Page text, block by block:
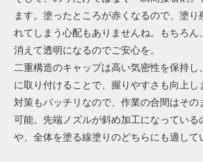
ます。塗ったところが赤くなるので、塗
れてしまう心配もありませんね。もちろん
消えて透明になるのでご安心を。
二重構造のキャップは高い気密性を保持
に取り付けることで、握りやすさも向上
対策もバッチリなので、作業の合間はその
可能。先端ノズルが斜め加工になっている
や、全体を塗る線塗りのどちらにも適して